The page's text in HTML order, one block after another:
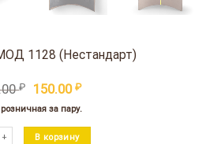
1128 (Нестандарт)
₽
Первоначальная
составляла
650.00 ₽.
150.00 ₽Текущая
150.00 ₽.
за пару.
товара Каблук муж. МОД 1128 (Нестандарт)
В корзину